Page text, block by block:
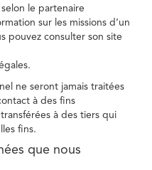
le partenaire
sur les missions d’un
pouvez consulter son site
ne seront jamais traitées
à des fins
à des tiers qui
fins.
que nous